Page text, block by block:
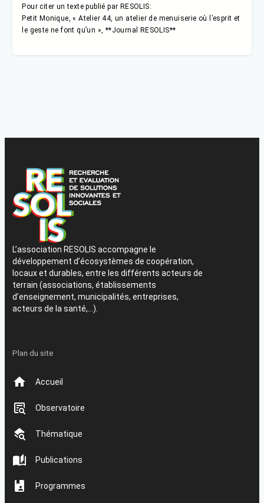
Pour citer un texte publié par RESOLIS:
Petit Monique, « Atelier 44, un atelier de menuiserie où l’esprit et
le geste ne font qu’un », **Journal RESOLIS**
L’association RESOLIS accompagne le
développement d’écosystèmes de coopération,
locaux et durables, entre les différents acteurs de
terrain (associations, établissements
d’enseignement, municipalités, entreprises,
acteurs de la santé,…).
Plan du site
Accueil
Observatoire
Thématique
Publications
Programmes